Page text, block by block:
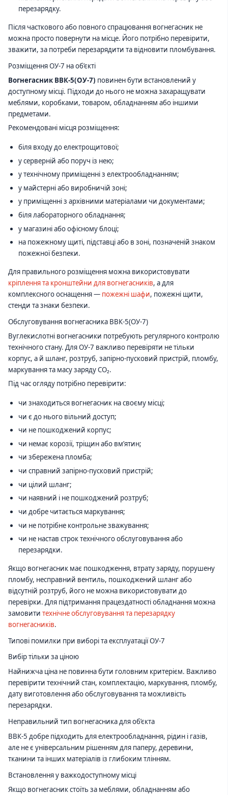
перезарядку.
Після часткового або повного спрацювання вогнегасник не
можна просто повернути на місце. Його потрібно перевірити,
зважити, за потреби перезарядити та відновити пломбування.
Розміщення ОУ-7 на об’єкті
Вогнегасник ВВК-5(ОУ-7) повинен бути встановлений у
доступному місці. Підходи до нього не можна захаращувати
меблями, коробками, товаром, обладнанням або іншими
предметами.
Рекомендовані місця розміщення:
біля входу до електрощитової;
у серверній або поруч із нею;
у технічному приміщенні з електрообладнанням;
у майстерні або виробничій зоні;
у приміщенні з архівними матеріалами чи документами;
біля лабораторного обладнання;
у магазині або офісному блоці;
на пожежному щиті, підставці або в зоні, позначеній знаком
пожежної безпеки.
Для правильного розміщення можна використовувати
кріплення та кронштейни для вогнегасників, а для
комплексного оснащення — пожежні шафи, пожежні щити,
стенди та знаки безпеки.
Обслуговування вогнегасника ВВК-5(ОУ-7)
Вуглекислотні вогнегасники потребують регулярного контролю
технічного стану. Для ОУ-7 важливо перевіряти не тільки
корпус, а й шланг, розтруб, запірно-пусковий пристрій, пломбу,
маркування та масу заряду CO₂.
Під час огляду потрібно перевірити:
чи знаходиться вогнегасник на своєму місці;
чи є до нього вільний доступ;
чи не пошкоджений корпус;
чи немає корозії, тріщин або вм’ятин;
чи збережена пломба;
чи справний запірно-пусковий пристрій;
чи цілий шланг;
чи наявний і не пошкоджений розтруб;
чи добре читається маркування;
чи не потрібне контрольне зважування;
чи не настав строк технічного обслуговування або
перезарядки.
Якщо вогнегасник має пошкодження, втрату заряду, порушену
пломбу, несправний вентиль, пошкоджений шланг або
відсутній розтруб, його не можна використовувати до
перевірки. Для підтримання працездатності обладнання можна
замовити технічне обслуговування та перезарядку
вогнегасників.
Типові помилки при виборі та експлуатації ОУ-7
Вибір тільки за ціною
Найнижча ціна не повинна бути головним критерієм. Важливо
перевірити технічний стан, комплектацію, маркування, пломбу,
дату виготовлення або обслуговування та можливість
перезарядки.
Неправильний тип вогнегасника для об’єкта
ВВК-5 добре підходить для електрообладнання, рідин і газів,
але не є універсальним рішенням для паперу, деревини,
тканини та інших матеріалів із глибоким тлінням.
Встановлення у важкодоступному місці
Якщо вогнегасник стоїть за меблями, обладнанням або